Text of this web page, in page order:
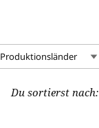
Produktionsländer
Du sortierst nach: